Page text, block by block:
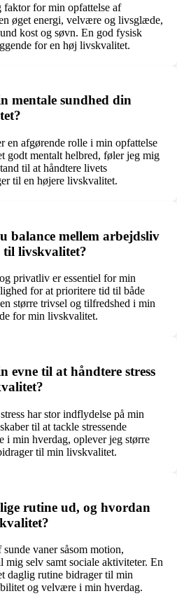
faktor for min opfattelse af
øget energi, velvære og livsglæde,
kost og søvn. En god fysisk
for en høj livskvalitet.
mentale sundhed din
en afgørende rolle i min opfattelse
godt mentalt helbred, føler jeg mig
til at håndtere livets
til en højere livskvalitet.
balance mellem arbejdsliv
livskvalitet?
privatliv er essentiel for min
for at prioritere tid til både
større trivsel og tilfredshed i min
for min livskvalitet.
til at håndtere stress
har stor indflydelse på min
til at tackle stressende
i min hverdag, oplever jeg større
til min livskvalitet.
rutine ud, og hvordan
vaner såsom motion,
selv samt sociale aktiviteter. En
daglig rutine bidrager til min
og velvære i min hverdag.